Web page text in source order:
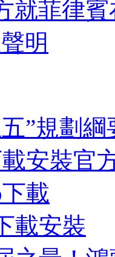
就菲律
明
”規劃
安裝官
載
載安裝